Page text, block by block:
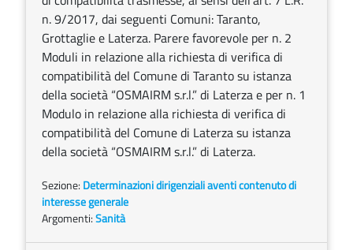
n. 9/2017, dai seguenti Comuni: Taranto,
Grottaglie e Laterza. Parere favorevole per n. 2
Moduli in relazione alla richiesta di verifica di
compatibilità del Comune di Taranto su istanza
della società “OSMAIRM s.r.l.” di Laterza e per n. 1
Modulo in relazione alla richiesta di verifica di
compatibilità del Comune di Laterza su istanza
della società “OSMAIRM s.r.l.” di Laterza.
Sezione: Determinazioni dirigenziali aventi contenuto di
interesse generale
Argomenti:Sanità